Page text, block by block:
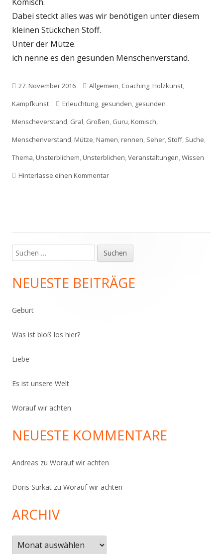
Dabei steckt alles was wir benötigen unter diesem
kleinen Stückchen Stoff.
Unter der Mütze.
ich nenne es den gesunden Menschenverstand.
Veröffentlicht
am
27. November 2016 Kategorien
Allgemein, Coaching,Holzkunst,
Kampfkunst
Schlagwörter
Erleuchtung, gesunden, gesunden
Menscheverstand, Gral, Großen, Guru,Komisch,
Menschenverstand,Mütze,Namen,rennen, Seher, Stoff, Suche,
Thema,Unsterblichem,Unsterblichen,Veranstaltungen,Wissen
Hinterlasse einen Kommentarzu Die Mütze der Erleuchtung
Haupt-
Seitenleiste
Suchen
nach:
NEUESTE BEITRÄGE
Geburt
Was ist bloß los hier?
Liebe
Es ist unsere Welt
Worauf wir achten
NEUESTE KOMMENTARE
Andreas zu Worauf wir achten
Doris Surkat zu Worauf wir achten
ARCHIV
Archiv